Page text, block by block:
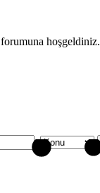
forumuna hoşgeldiniz.